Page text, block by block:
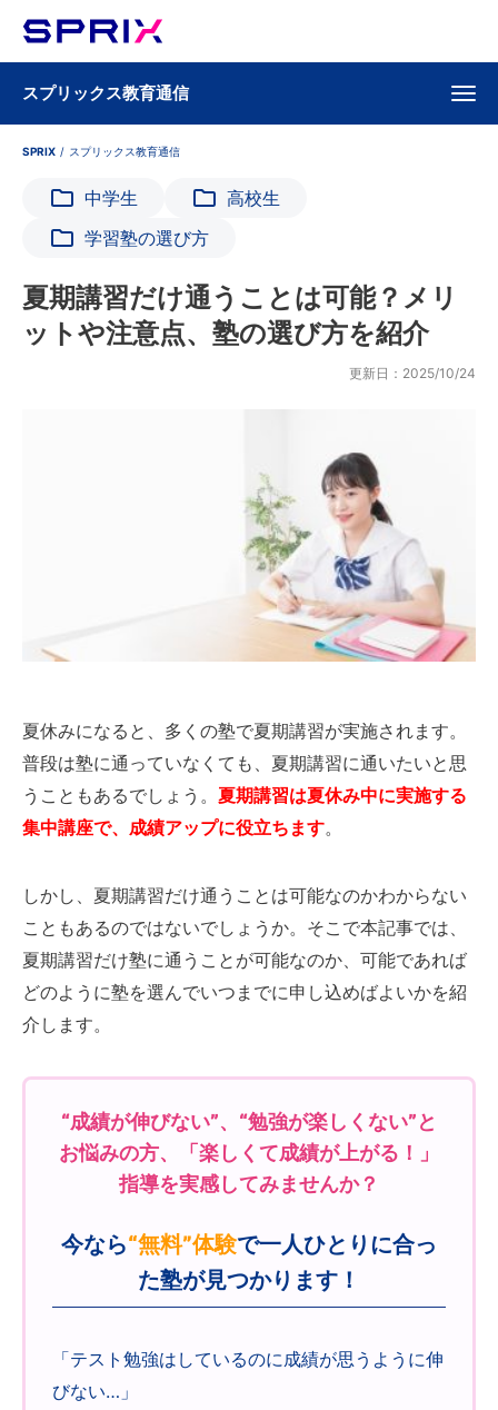
スプリックス教育通信
SPRIX / スプリックス教育通信
中学生
高校生
学習塾の選び方
夏期講習だけ通うことは可能？メリ
ットや注意点、塾の選び方を紹介
更新日：2025/10/24
夏休みになると、多くの塾で夏期講習が実施されます。
普段は塾に通っていなくても、夏期講習に通いたいと思
うこともあるでしょう。 夏期講習は夏休み中に実施する
集中講座で、成績アップに役立ちます。
しかし、夏期講習だけ通うことは可能なのかわからない
こともあるのではないでしょうか。そこで本記事では、
夏期講習だけ塾に通うことが可能なのか、可能であれば
どのように塾を選んでいつまでに申し込めばよいかを紹
介します。
“成績が伸びない”、“勉強が楽しくない”と
お悩みの方、「楽しくて成績が上がる！」
指導を実感してみませんか？
今なら“無料”体験で一人ひとりに合っ
た塾が見つかります！
「テスト勉強はしているのに成績が思うように伸
びない…」